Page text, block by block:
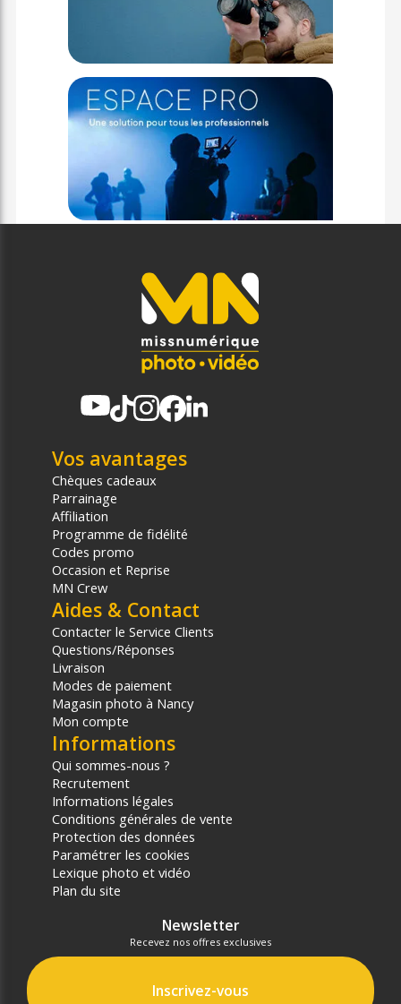
Vos avantages
Chèques cadeaux
Parrainage
Affiliation
Programme de fidélité
Codes promo
Occasion et Reprise
MN Crew
Aides & Contact
Contacter le Service Clients
Questions/Réponses
Livraison
Modes de paiement
Magasin photo à Nancy
Mon compte
Informations
Qui sommes-nous ?
Recrutement
Informations légales
Conditions générales de vente
Protection des données
Paramétrer les cookies
Lexique photo et vidéo
Plan du site
Newsletter
Recevez nos offres exclusives
Inscrivez-vous